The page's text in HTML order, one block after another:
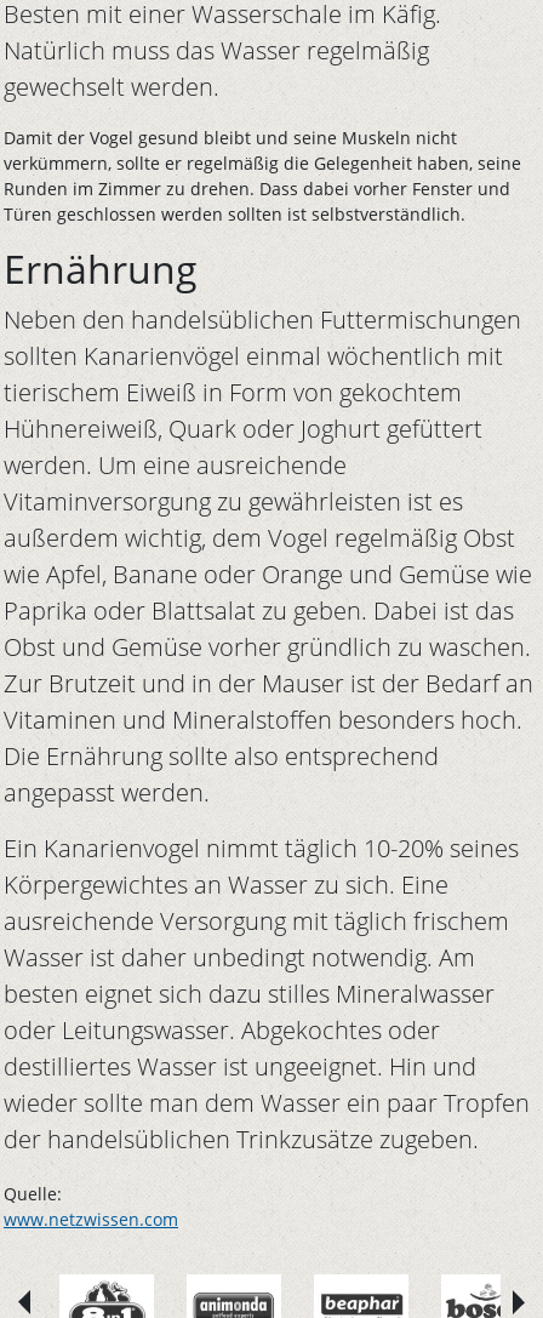
Besten mit einer Wasserschale im Käfig.
Natürlich muss das Wasser regelmäßig
gewechselt werden.
Damit der Vogel gesund bleibt und seine Muskeln nicht
verkümmern, sollte er regelmäßig die Gelegenheit haben, seine
Runden im Zimmer zu drehen. Dass dabei vorher Fenster und
Türen geschlossen werden sollten ist selbstverständlich.
Ernährung
Neben den handelsüblichen Futtermischungen
sollten Kanarienvögel einmal wöchentlich mit
tierischem Eiweiß in Form von gekochtem
Hühnereiweiß, Quark oder Joghurt gefüttert
werden. Um eine ausreichende
Vitaminversorgung zu gewährleisten ist es
außerdem wichtig, dem Vogel regelmäßig Obst
wie Apfel, Banane oder Orange und Gemüse wie
Paprika oder Blattsalat zu geben. Dabei ist das
Obst und Gemüse vorher gründlich zu waschen.
Zur Brutzeit und in der Mauser ist der Bedarf an
Vitaminen und Mineralstoffen besonders hoch.
Die Ernährung sollte also entsprechend
angepasst werden.
Ein Kanarienvogel nimmt täglich 10-20% seines
Körpergewichtes an Wasser zu sich. Eine
ausreichende Versorgung mit täglich frischem
Wasser ist daher unbedingt notwendig. Am
besten eignet sich dazu stilles Mineralwasser
oder Leitungswasser. Abgekochtes oder
destilliertes Wasser ist ungeeignet. Hin und
wieder sollte man dem Wasser ein paar Tropfen
der handelsüblichen Trinkzusätze zugeben.
Quelle:
www.netzwissen.com